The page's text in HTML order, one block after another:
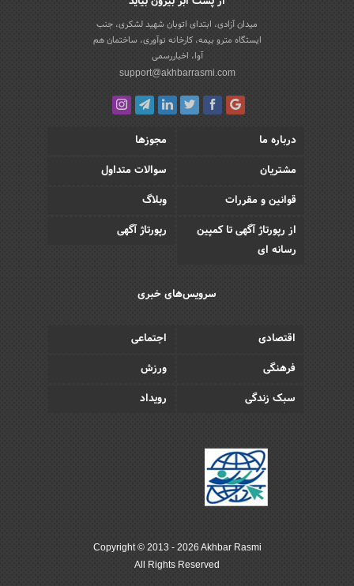
میدان آزادی، ابتدای اتوبان شهید لشکری، جنب
ایستگاه مترو بیمه، کارخانه نوآوری، ساختمان هم
آوا، اخباررسمی
support@akhbarrasmi.com
درباره ما
مجوزها
مشتریان
سوالات متداول
قوانین و مقررات
وبلاگ
از رپورتاژ آگهی تا کمپین
رسانه ای
رپورتاژ آگهی
سرویس‌های خبری
اقتصادی
اجتماعی
فرهنگی
ورزش
سبک زندگی
رویداد
Copyright © 2013 - 2026 Akhbar Rasmi
All Rights Reserved